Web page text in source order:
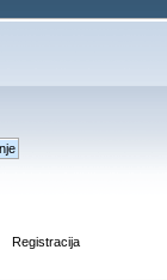
Registracija